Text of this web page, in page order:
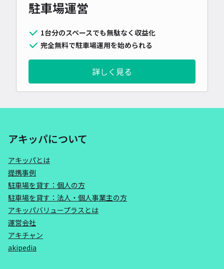
駐車場運営
1台分のスペースでも無駄なく収益化
完全無料で駐車場運用を始められる
詳しく見る
アキッパについて
アキッパとは
提携事例
駐車場を貸す：個人の方
駐車場を貸す：法人・個人事業主の方
アキッパバリュープラスとは
運営会社
アキチャン
akipedia